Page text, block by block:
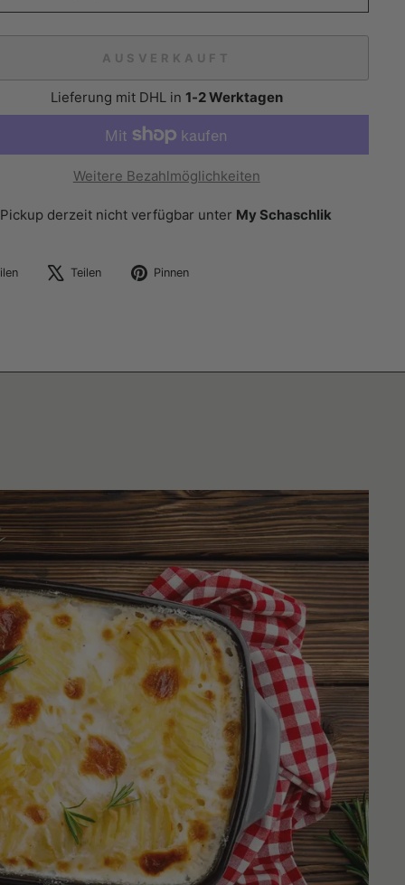
AUSVERKAUFT
Lieferung mit DHL in 1-2 Werktagen
Weitere Bezahlmöglichkeiten
Pickup derzeit nicht verfügbar unter My Schaschlik
Auf
Facebook
Teilen
Auf
Pinnen